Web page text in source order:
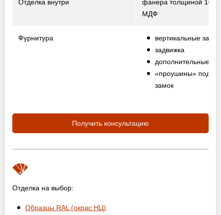
Отделка внутри
фанера толщиной 10
МДФ
Фурнитура
вертикальные
задвижка
дополнительные
«проушины» под
замок
Получить консультацию
Отделка на выбор:
Образцы RAL (окрас НЦ)